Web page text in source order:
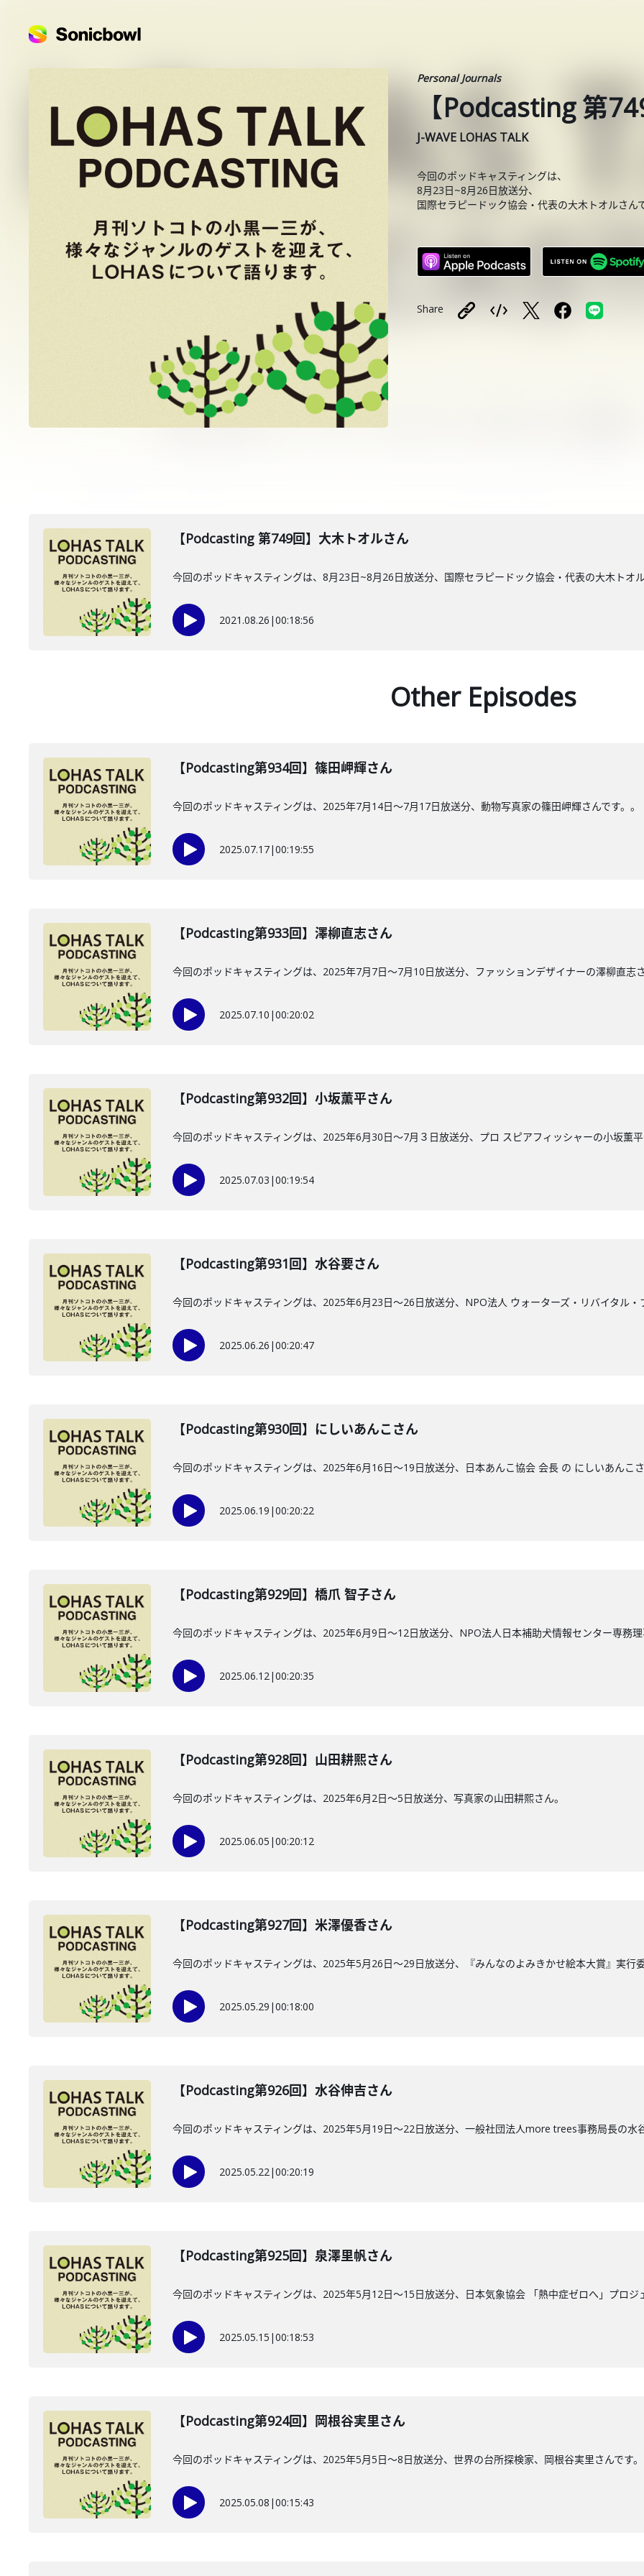
Personal Journals
【Podcasting 第
J-WAVE LOHAS TALK
今回のポッドキャスティングは、
8月23日~8月26日放送分、
国際セラピードック協会・代表の大木トオルさんで
Share
【Podcasting 第749回】大木トオルさん
今回のポッドキャスティングは、8月23日~8月26日放送分、国際セラピードック協会・代表の大木トオル
2021.08.26 |00:18:56
Other Episodes
【Podcasting第934回】篠田岬輝さん
今回のポッドキャスティングは、2025年7月14日〜7月17日放送分、動物写真家の篠田岬輝さんです。。
2025.07.17|00:19:55
【Podcasting第933回】澤柳直志さん
今回のポッドキャスティングは、2025年7月7日～7月10日放送分、ファッションデザイナーの澤柳直志さ
2025.07.10 |00:20:02
【Podcasting第932回】小坂薫平さん
今回のポッドキャスティングは、2025年6月30日～7月３日放送分、プロ スピアフィッシャーの小坂薫平
2025.07.03 |00:19:54
【Podcasting第931回】水谷要さん
今回のポッドキャスティングは、2025年6月23日〜26日放送分、NPO法人 ウォーターズ・リバイタル
2025.06.26 |00:20:47
【Podcasting第930回】にしいあんこさん
今回のポッドキャスティングは、2025年6月16日〜19日放送分、日本あんこ協会 会長 の にしいあんこさ
2025.06.19 |00:20:22
【Podcasting第929回】橋爪 智子さん
今回のポッドキャスティングは、2025年6月9日〜12日放送分、NPO法人日本補助犬情報センター専務理
2025.06.12|00:20:35
【Podcasting第928回】山田耕熙さん
今回のポッドキャスティングは、2025年6月2日〜5日放送分、写真家の山田耕熙さん。
2025.06.05 |00:20:12
【Podcasting第927回】米澤優香さん
今回のポッドキャスティングは、2025年5月26日〜29日放送分、『みんなのよみきかせ絵本大賞』実行
2025.05.29 |00:18:00
【Podcasting第926回】水谷伸吉さん
今回のポッドキャスティングは、2025年5月19日〜22日放送分、一般社団法人more trees事務局長の水谷
2025.05.22|00:20:19
【Podcasting第925回】泉澤里帆さん
今回のポッドキャスティングは、2025年5月12日〜15日放送分、日本気象協会 「熱中症ゼロへ」プロジ
2025.05.15 |00:18:53
【Podcasting第924回】岡根谷実里さん
今回のポッドキャスティングは、2025年5月5日～8日放送分、世界の台所探検家、岡根谷実里さんです。
2025.05.08 |00:15:43